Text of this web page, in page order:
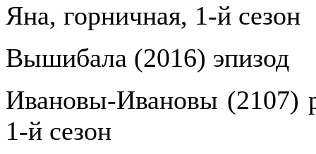
Яна, горничная, 1-й сезон
Вышибала (2016) эпизод
Ивановы-Ивановы (2107)
1-й сезон